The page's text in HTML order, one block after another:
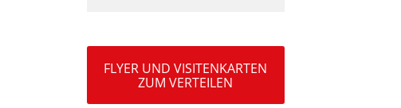
FLYER UND VISITENKARTEN
ZUM VERTEILEN